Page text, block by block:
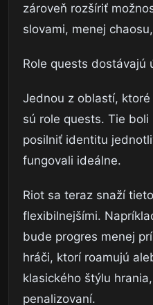
zároveň rozšíriť
slovami, menej
Role quests dostávajú
Jednou z oblastí,
sú role quests. Tie
posilniť identitu
fungovali ideálne.
Riot sa teraz snaží
flexibilnejšími.
bude progres menej
hráči, ktorí roamujú
klasického štýlu
penalizovaní.